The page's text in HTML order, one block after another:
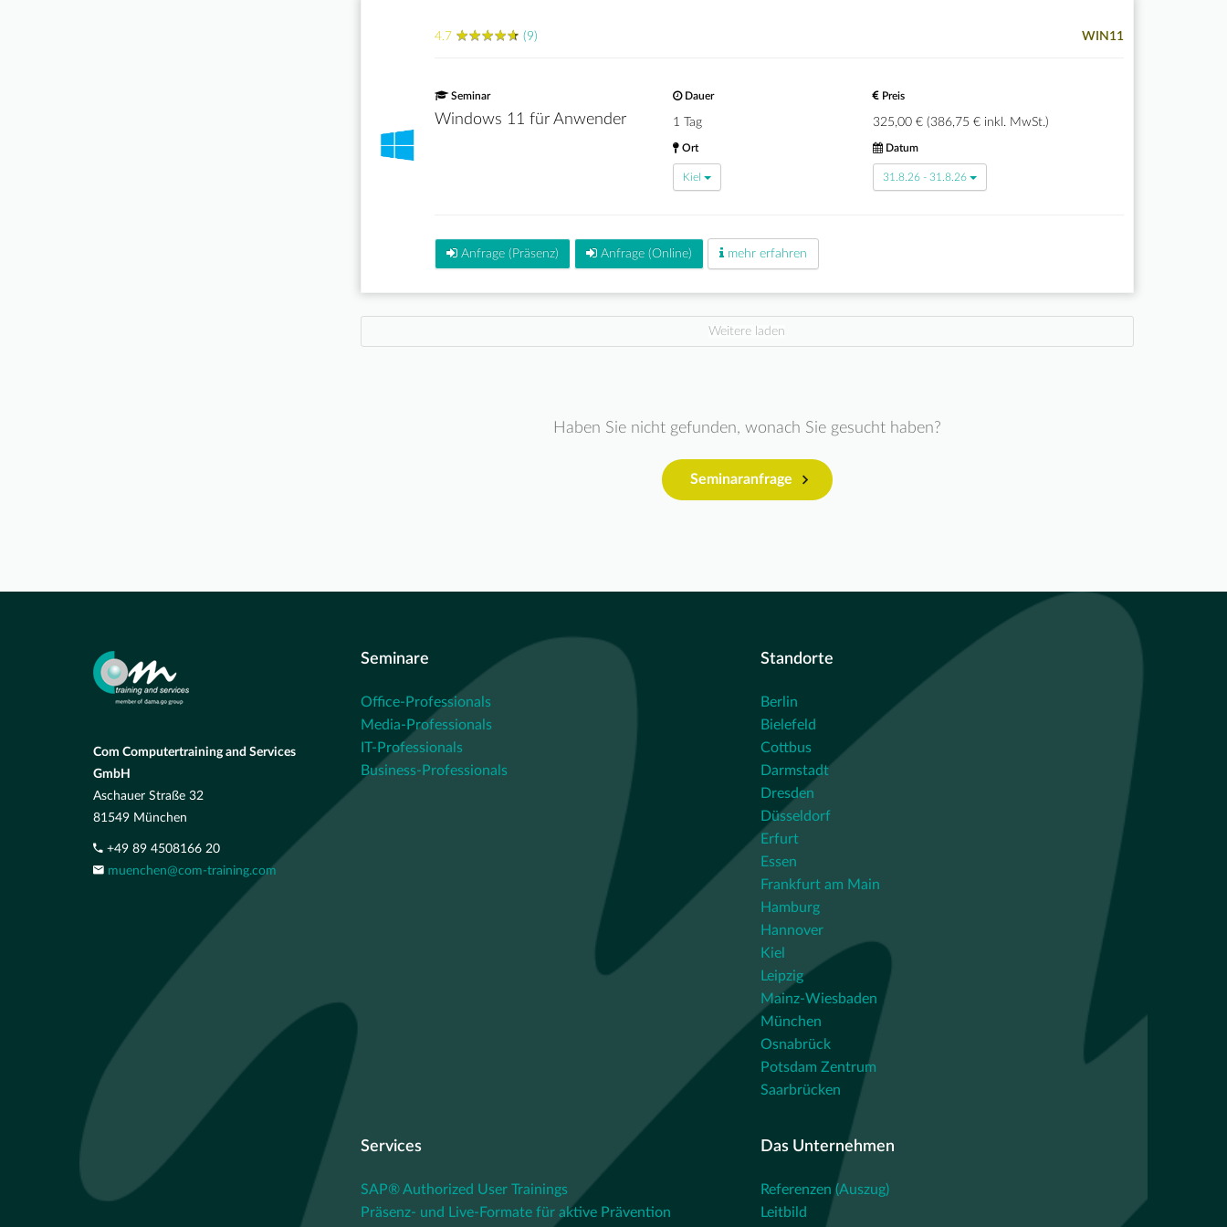
4.7 ★★★★★
★★★★★ (9) WIN11
Seminar
Windows 11 für Anwender
Dauer
1 Tag
Preis
325,00 € (386,75 € inkl. MwSt.)
Ort
Kiel
Datum
31.8.26 - 31.8.26
Anfrage (Präsenz) Anfrage (Online) mehr erfahren
Weitere laden
Haben Sie nicht gefunden, wonach Sie gesucht haben?
Seminaranfrage
Com Computertraining and Services
GmbH
Aschauer Straße 32
81549 München
+49 89 4508166 20
muenchen@com-training.com
Seminare
Office-Professionals
Media-Professionals
IT-Professionals
Business-Professionals
Standorte
Berlin
Bielefeld
Cottbus
Darmstadt
Dresden
Düsseldorf
Erfurt
Essen
Frankfurt am Main
Hamburg
Hannover
Kiel
Leipzig
Mainz-Wiesbaden
München
Osnabrück
Potsdam Zentrum
Saarbrücken
Services
SAP® Authorized User Trainings
Präsenz- und Live-Formate für aktive Prävention
Das Unternehmen
Referenzen (Auszug)
Leitbild